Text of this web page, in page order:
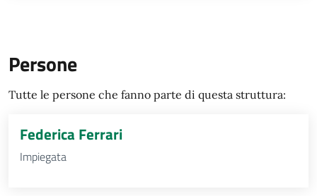
Persone
Tutte le persone che fanno parte di questa struttura:
Federica Ferrari
Impiegata